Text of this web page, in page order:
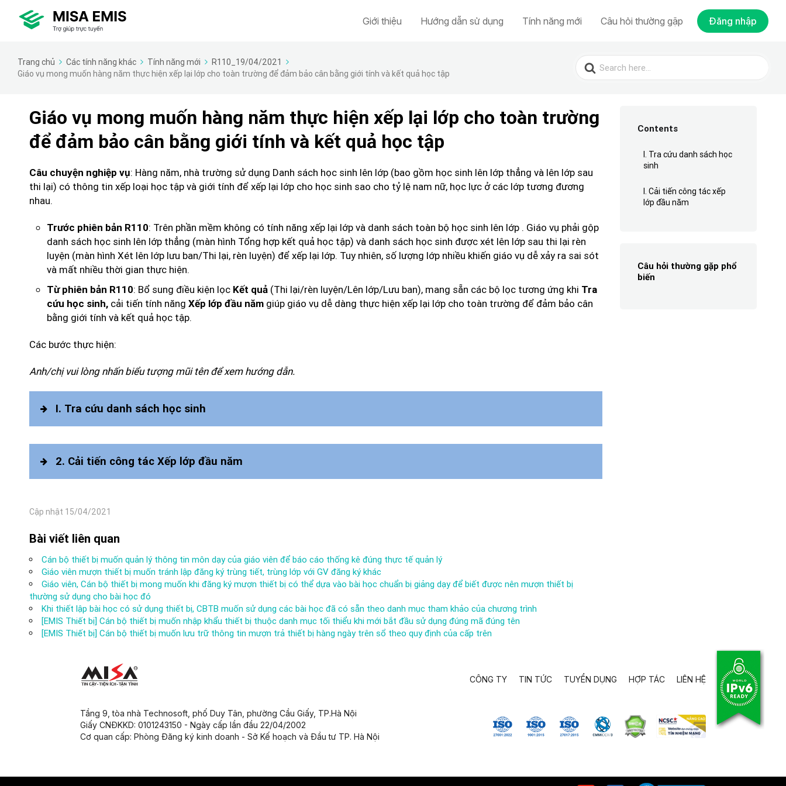
Giới thiệu Hướng dẫn sử dụng Tính năng mới Câu hỏi thường gặp Đăng nhập
Trang chủ Các tính năng khác Tính năng mới
R110_19/04/2021
Giáo vụ mong muốn hàng năm thực hiện xếp lại lớp cho toàn trường để đảm bảo cân bằng giới tính và kết quả học tập
Search
for:
Giáo vụ mong muốn hàng năm thực hiện xếp lại lớp cho toàn trường
để đảm bảo cân bằng giới tính và kết quả học tập
Câu chuyện nghiệp vụ: Hàng năm, nhà trường sử dụng Danh sách học sinh lên lớp (bao gồm học sinh lên lớp thẳng và lên lớp sau
thi lại) có thông tin xếp loại học tập và giới tính để xếp lại lớp cho học sinh sao cho tỷ lệ nam nữ, học lực ở các lớp tương đương
nhau.
Trước phiên bản R110: Trên phần mềm không có tính năng xếp lại lớp và danh sách toàn bộ học sinh lên lớp . Giáo vụ phải gộp
danh sách học sinh lên lớp thẳng (màn hình Tổng hợp kết quả học tập) và danh sách học sinh được xét lên lớp sau thi lại rèn
luyện (màn hình Xét lên lớp lưu ban/Thi lại, rèn luyện) để xếp lại lớp. Tuy nhiên, số lượng lớp nhiều khiến giáo vụ dễ xảy ra sai sót
và mất nhiều thời gian thực hiện.
Từ phiên bản R110: Bổ sung điều kiện lọc Kết quả (Thi lại/rèn luyện/Lên lớp/Lưu ban), mang sẵn các bộ lọc tương ứng khi Tra
cứu học sinh, cải tiến tính năng Xếp lớp đầu năm giúp giáo vụ dễ dàng thực hiện xếp lại lớp cho toàn trường để đảm bảo cân
bằng giới tính và kết quả học tập.
Các bước thực hiện:
Anh/chị vui lòng nhấn biểu tượng mũi tên để xem hướng dẫn.
I. Tra cứu danh sách học sinh
Tra cứu\Tra cứu học sinh
2. Cải tiến công tác Xếp lớp đầu năm
Cập nhật 15/04/2021
Bài viết liên quan
Cán bộ thiết bị muốn quản lý thông tin môn dạy của giáo viên để báo cáo thống kê đúng thực tế quản lý
Giáo viên mượn thiết bị muốn tránh lập đăng ký trùng tiết, trùng lớp với GV đăng ký khác
Giáo viên, Cán bộ thiết bị mong muốn khi đăng ký mượn thiết bị có thể dựa vào bài học chuẩn bị giảng dạy để biết được nên mượn thiết bị
thường sử dụng cho bài học đó
Khi thiết lập bài học có sử dụng thiết bị, CBTB muốn sử dụng các bài học đã có sẵn theo danh mục tham khảo của chương trình
[EMIS Thiết bị] Cán bộ thiết bị muốn nhập khẩu thiết bị thuộc danh mục tối thiểu khi mới bắt đầu sử dụng đúng mã đúng tên
[EMIS Thiết bị] Cán bộ thiết bị muốn lưu trữ thông tin mượn trả thiết bị hàng ngày trên sổ theo quy định của cấp trên
Contents
I. Tra cứu danh sách học
sinh
I. Cải tiến công tác xếp
lớp đầu năm
Câu hỏi thường gặp phổ
biến
CÔNG TY TIN TỨC TUYỂN DỤNG HỢP TÁC LIÊN HỆ
Tầng 9, tòa nhà Technosoft, phố Duy Tân, phường Cầu Giấy, TP.Hà Nội
Giấy CNĐKKD: 0101243150 - Ngày cấp lần đầu 22/04/2002
Cơ quan cấp: Phòng Đăng ký kinh doanh - Sở Kế hoạch và Đầu tư TP. Hà Nội